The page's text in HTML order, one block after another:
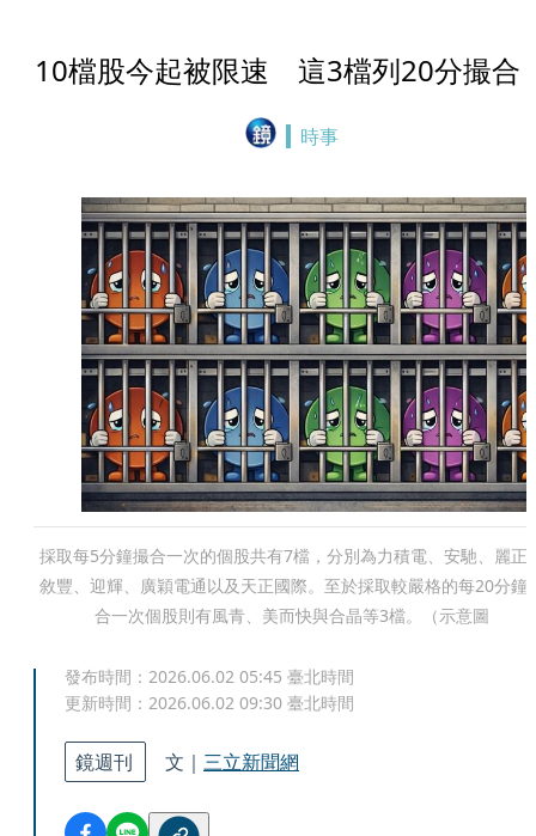
10檔股今起被限速 這3檔列20分撮合
時事
採取每5分鐘撮合一次的個股共有7檔，分別為力積電、安馳、麗正
敘豐、迎輝、廣穎電通以及天正國際。至於採取較嚴格的每20分鐘
合一次個股則有風青、美而快與合晶等3檔。（示意圖
發布時間： 2026.06.02 05:45 臺北時間
更新時間： 2026.06.02 09:30 臺北時間
鏡週刊 文｜ 三立新聞網